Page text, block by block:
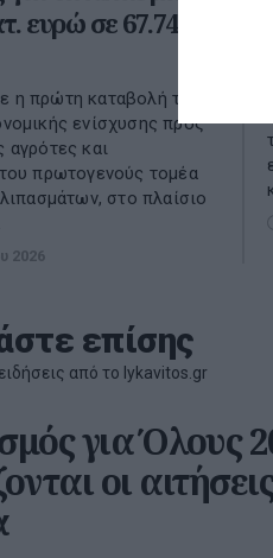
ευρώ σε 67.746
η πρώτη καταβολή της
ενίσχυσης προς
αγρότες και
πρωτογενούς τομέα
στο πλαίσιο
2026
επίσης
από το lykavitos.gr
για Όλους
οι